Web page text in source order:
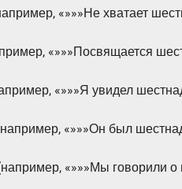
«»»»Не хватает
«»»»Посвящается
«»»»Я увидел
«»»»Он был
«»»»Мы говорили о